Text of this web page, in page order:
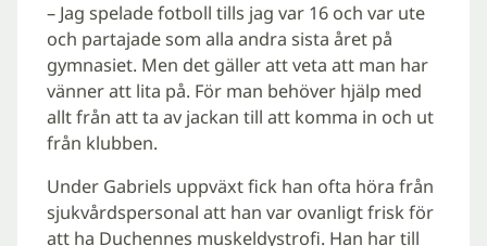
– Jag spelade fotboll tills jag var 16 och var ute
och partajade som alla andra sista året på
gymnasiet. Men det gäller att veta att man har
vänner att lita på. För man behöver hjälp med
allt från att ta av jackan till att komma in och ut
från klubben.
Under Gabriels uppväxt fick han ofta höra från
sjukvårdspersonal att han var ovanligt frisk för
att ha Duchennes muskeldystrofi. Han har till